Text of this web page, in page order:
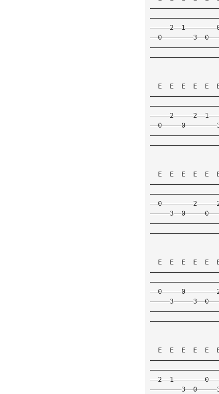
E  E  E  E  E
E  E  E  E  E
E  E  E  E  E
E  E  E  E  E